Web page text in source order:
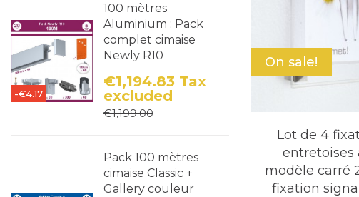
-€4.17
100 mètres
Aluminium : Pack
complet cimaise
Newly R10
Price
€1,194.83 Tax
excluded
Regular price
€1,199.00
Pack 100 mètres
cimaise Classic +
Gallery couleur
en valeur, mais
On sale!
Lot de 4
entretoises
modèle carré
fixation